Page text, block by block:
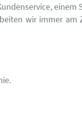
einem
wir immer am